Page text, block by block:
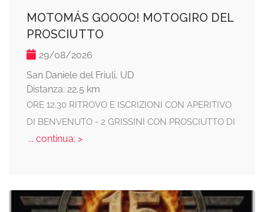
MOTOMÁS GOOOO! MOTOGIRO DEL
PROSCIUTTO
29/08/2026
San Daniele del Friuli, UD
Distanza: 22,5 km
ORE 12.30 RITROVO E ISCRIZIONI CON APERITIVO
DI BENVENUTO - 2 GRISSINI CON PROSCIUTTO DI
... continua: >